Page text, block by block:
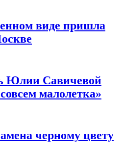
виде пришла
Юлии Савичевой
малолетка»
черному цвету